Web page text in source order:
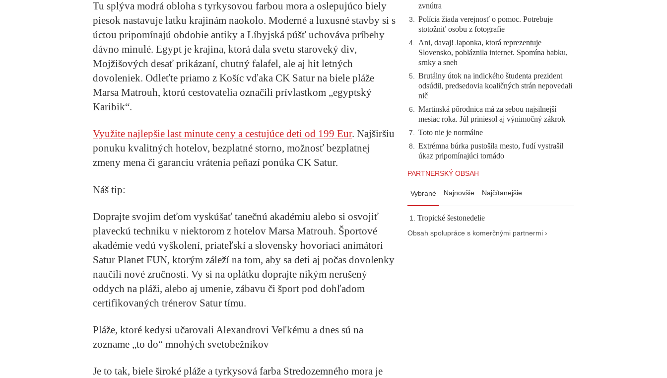
Tu splýva modrá obloha s tyrkysovou farbou mora a oslepujúco biely
piesok nastavuje latku krajinám naokolo. Moderné a luxusné stavby si s
úctou pripomínajú obdobie antiky a Líbyjská púšť uchováva príbehy
dávno minulé. Egypt je krajina, ktorá dala svetu staroveký div,
Mojžišových desať prikázaní, chutný falafel, ale aj hit letných
dovoleniek. Odleťte priamo z Košíc vďaka CK Satur na biele pláže
Marsa Matrouh, ktorú cestovatelia označili prívlastkom „egyptský
Karibik“.
Využite najlepšie last minute ceny a cestujúce deti od 199 Eur. Najširšiu
ponuku kvalitných hotelov, bezplatné storno, možnosť bezplatnej
zmeny mena či garanciu vrátenia peňazí ponúka CK Satur.
Náš tip:
Doprajte svojim deťom vyskúšať tanečnú akadémiu alebo si osvojiť
plaveckú techniku v niektorom z hotelov Marsa Matrouh. Športové
akadémie vedú vyškolení, priateľskí a slovensky hovoriaci animátori
Satur Planet FUN, ktorým záleží na tom, aby sa deti aj počas dovolenky
naučili nové zručnosti. Vy si na oplátku doprajte nikým nerušený
oddych na pláži, alebo aj umenie, zábavu či šport pod dohľadom
certifikovaných trénerov Satur tímu.
Pláže, ktoré kedysi učarovali Alexandrovi Veľkému a dnes sú na
zozname „to do“ mnohých svetobežníkov
Je to tak, biele široké pláže a tyrkysová farba Stredozemného mora je
zvnútra
3. Polícia žiada verejnosť o pomoc. Potrebuje
stotožniť osobu z fotografie
4. Ani, davaj! Japonka, ktorá reprezentuje
Slovensko, pobláznila internet. Spomína babku,
srnky a sneh
5. Brutálny útok na indického študenta prezident
odsúdil, predsedovia koaličných strán nepovedali
nič
6. Martinská pôrodnica má za sebou najsilnejší
mesiac roka. Júl priniesol aj výnimočný zákrok
7. Toto nie je normálne
8. Extrémna búrka pustošila mesto, ľudí vystrašil
úkaz pripomínajúci tornádo
PARTNERSKÝ OBSAH
Vybrané Najnovšie Najčítanejšie
Tropické šestonedelie
Obsah spolupráce s komerčnými partnermi ›